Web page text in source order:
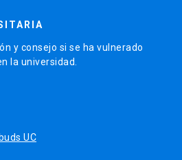
y consejo si se ha vulnerado
la universidad.
UC